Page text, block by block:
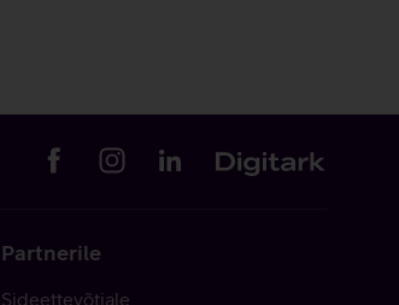
Partnerile
Sideettevõtjale